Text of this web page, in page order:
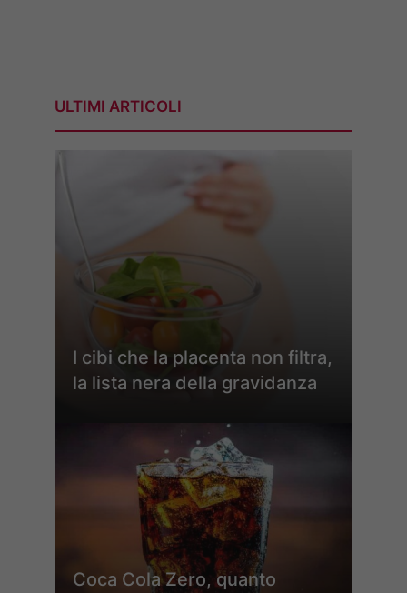
ULTIMI ARTICOLI
I cibi che la placenta non filtra,
la lista nera della gravidanza
Coca Cola Zero, quanto